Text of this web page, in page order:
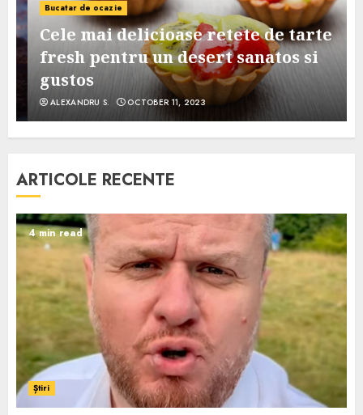
Bucatar de ocazie
Cele mai delicioase retete de tarte
fresh pentru un desert sanatos si
gustos
ALEXANDRU S. OCTOBER 11, 2023
ARTICOLE RECENTE
4 min read
Știri